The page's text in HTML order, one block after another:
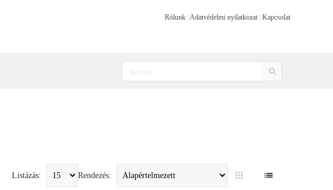
Rólunk Adatvédelmi nyilatkozat Kapcsolat
Rendezés:
Listázás: